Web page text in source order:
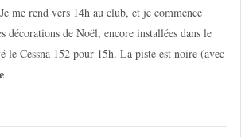
me rend vers 14h au club, et je commence
décorations de Noël, encore installées dans le
le Cessna 152 pour 15h. La piste est noire (avec